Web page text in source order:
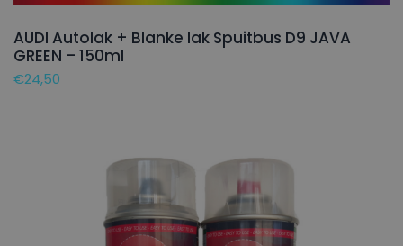
AUDI Autolak + Blanke lak Spuitbus D9 JAVA
GREEN – 150ml
€24,50